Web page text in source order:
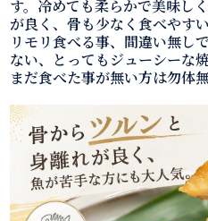
す。冷めても柔らかで美味し
が良く、骨も少なく食べやす
リモリ食べる事、間違い無し
ない、とってもジューシーな
まだ食べた事が無い方は勿体無